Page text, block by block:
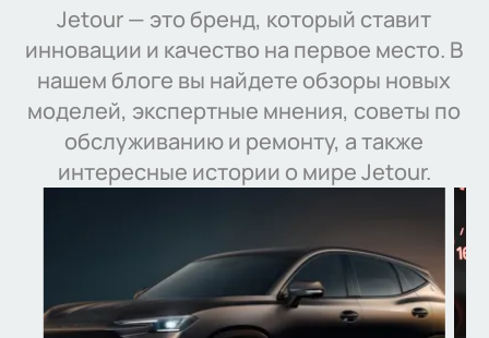
Jetour — это бренд, который ставит
инновации и качество на первое место. В
нашем блоге вы найдете обзоры новых
моделей, экспертные мнения, советы по
обслуживанию и ремонту, а также
интересные истории о мире Jetour.